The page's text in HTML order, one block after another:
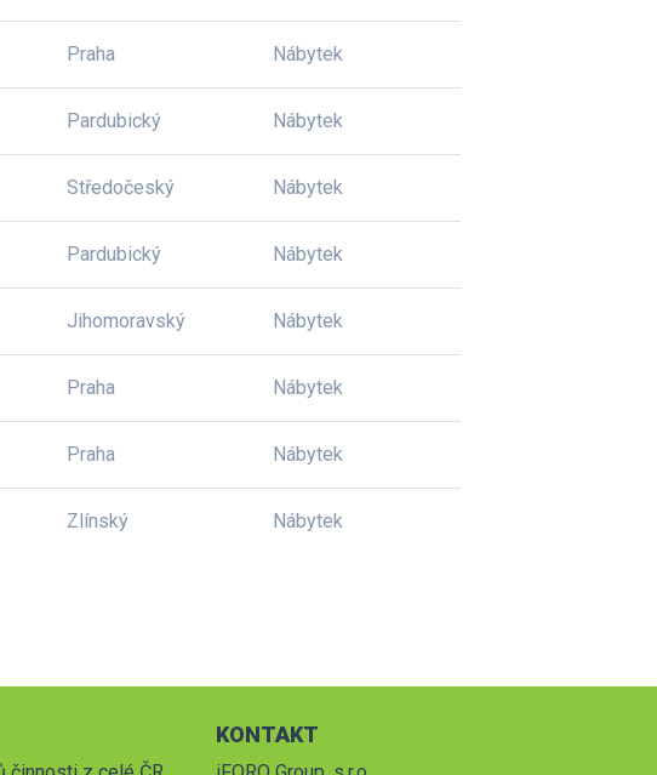
Praha Nábytek
Pardubický Nábytek
Středočeský Nábytek
Pardubický Nábytek
Jihomoravský Nábytek
Praha Nábytek
Praha Nábytek
Zlínský Nábytek
KONTAKT